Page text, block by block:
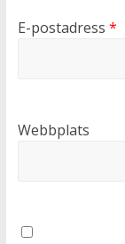
E-postadress *
Webbplats